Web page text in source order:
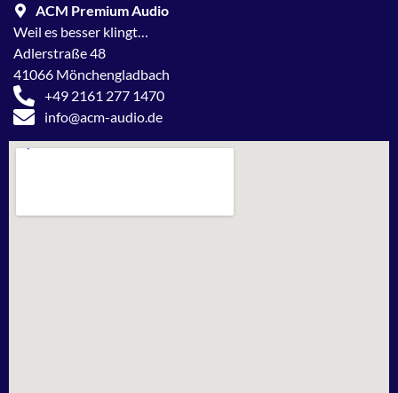
ACM Premium Audio
Weil es besser klingt…
Adlerstraße 48
41066 Mönchengladbach
+49 2161 277 1470
info@acm-audio.de